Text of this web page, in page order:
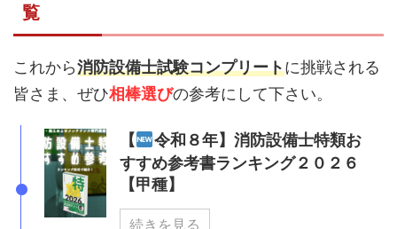
覧
これから消防設備士試験コンプリートに挑戦される
皆さま、ぜひ相棒選びの参考にして下さい。
【
令和８年】消防設備士特類お
すすめ参考書ランキング２０２６
【甲種】
続きを見る